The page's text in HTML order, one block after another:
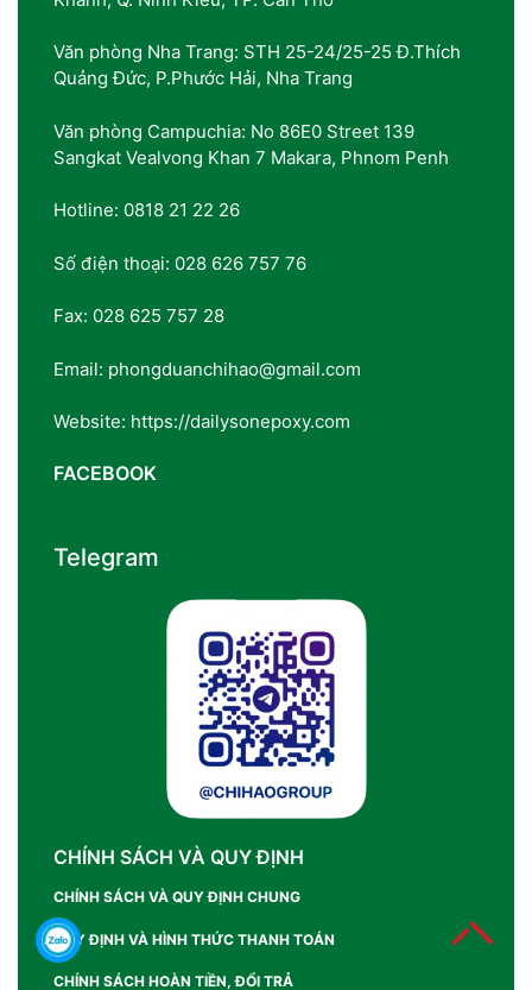
Văn phòng Nha Trang: STH 25-24/25-25 Đ.Thích
Quảng Đức, P.Phước Hải, Nha Trang
Văn phòng Campuchia: No 86E0 Street 139
Sangkat Vealvong Khan 7 Makara, Phnom Penh
Hotline: 0818 21 22 26
Số điện thoại: 028 626 757 76
Fax: 028 625 757 28
Email: phongduanchihao@gmail.com
Website: https://dailysonepoxy.com
FACEBOOK
Telegram
CHÍNH SÁCH VÀ QUY ĐỊNH
CHÍNH SÁCH VÀ QUY ĐỊNH CHUNG
QUY ĐỊNH VÀ HÌNH THỨC THANH TOÁN
CHÍNH SÁCH HOÀN TIỀN, ĐỔI TRẢ